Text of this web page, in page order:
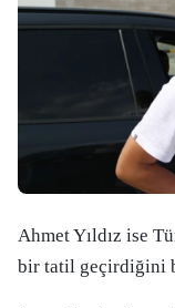
Ahmet Yıldız ise
bir tatil geçirdiğini